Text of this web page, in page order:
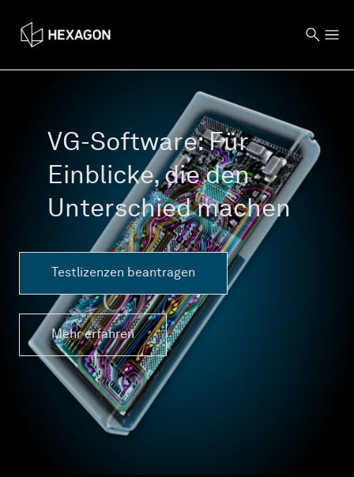
VG-Software: Für
Einblicke, die den
Unterschied machen
Testlizenzen beantragen
Mehr erfahren